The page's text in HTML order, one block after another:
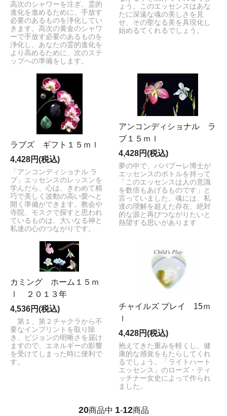
高次のシャワーを注ぎ、霊的
進化を進めるために、手放す
必要のあるものを浄化してい
きます。高次の黄金のシャワ
ーで手放す必要のあるものを
浄化し、あなたの霊的進化を
より高めるために、次のステ
ップへの準備をします。
ょう。このエッセンスはあな
たに深遠な魂の美しさを見
せ、その聖なる美を具現化し
始めるてくれるでしょう。
ラブズ ギフト１５ｍｌ
4,428円(税込)
「アンコンディショナル ラ
ブ」エッセンスのレッスンを
学んだら、心は、きわめて精
巧で美しく波動の高い愛へと
開く準備ができます。教会や
寺院、モスクで探すと思われ
ているものは、大いなる神と
私達の心のつながりです。
アンコンディショナル ラ
ブ１５ｍｌ
4,428円(税込)
夢の中で、ババプーレ博士が
エッセンスのボトルを持って
「このエッセンスは人の意識
を数倍もあげるものです」と
言っていました。魂には、私
達の理解を超えた存在、絶対
的な源と再びつながりたいと
熱望する思いがあります
カミング ホーム１５ｍ
ｌ ２０１３年
4,536円(税込)
第１、第２チャクラから不
要なインプリントを取り除
き、ビジョンの明晰さを届け
ますので、エネルギーの影響
を受けてしまった時に便利で
す。
チャイルズ プレイ 15ｍ
4,428円(税込)
抱えてきた重みを軽くし、健
康的な感覚をもたらしてくれ
るでしょう。「ライトハート
エッセンス」のローズ・ティ
ッチナー女史によって作られ
ました。
20商品中 1-12商品